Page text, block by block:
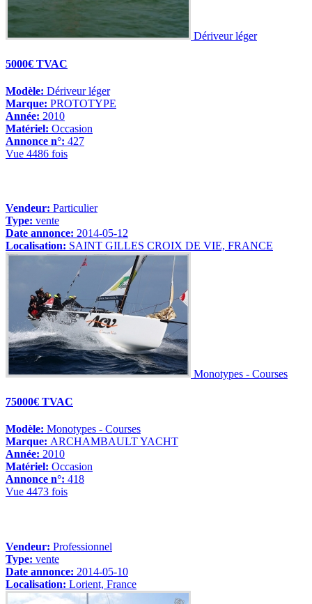
Dériveur léger
5000€ TVAC
Modèle: Dériveur léger
Marque: PROTOTYPE
Année: 2010
Matériel: Occasion
Annonce n°: 427
Vue 4486 fois
Vendeur: Particulier
Type: vente
Date annonce: 2014-05-12
Localisation: SAINT GILLES CROIX DE VIE, FRANCE
Monotypes - Courses
75000€ TVAC
Modèle: Monotypes - Courses
Marque: ARCHAMBAULT YACHT
Année: 2010
Matériel: Occasion
Annonce n°: 418
Vue 4473 fois
Vendeur: Professionnel
Type: vente
Date annonce: 2014-05-10
Localisation: Lorient, France